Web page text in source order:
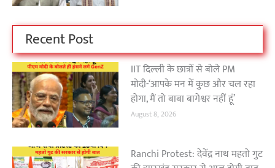
Recent Post
IIT दिल्ली के छात्रों से बोले PM
मोदी-‘आपके मन में कुछ और चल रहा
होगा, मैं तो बाबा बागेश्वर नहीं हूं’
August 8, 2026
Ranchi Protest: देवेंद्र नाथ महतो गुट